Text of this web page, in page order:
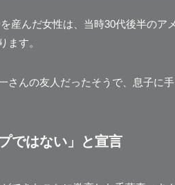
産んだ女性は、当時30代後半の
ます。
さんの友人だったそうで、息子に
ではない」と宣言